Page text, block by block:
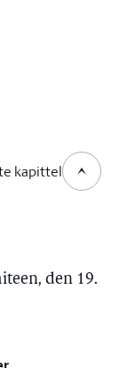
kapittel
den 19.